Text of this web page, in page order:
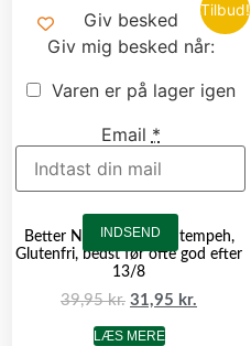
Giv besked
Giv mig besked når:
Varen er på lager igen
Email *
INDSEND
Tilbud!
Better Nature – Røget tempeh,
Glutenfri, bedst før ofte god efter
13/8
39,95kr. 31,95 kr.
LÆS MERE